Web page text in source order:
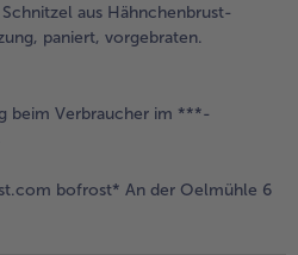
aus Hähnchenbrust-
paniert, vorgebraten.
beim Verbraucher im ***-
bofrost* An der Oelmühle 6